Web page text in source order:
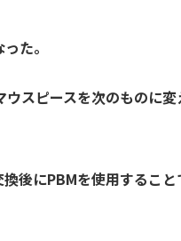
た。
スピースを次のものに
後にPBMを使用するこ